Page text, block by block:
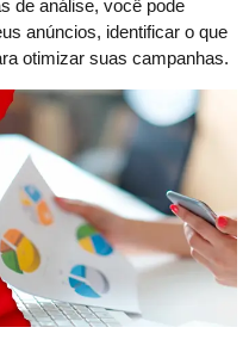
de análise, você pode
anúncios, identificar o que
otimizar suas campanhas.